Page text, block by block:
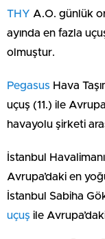
THY A.O. günlük
ayında en fazla
olmuştur.
Pegasus Hava
uçuş (11.) ile
havayolu şirketi
İstanbul
Avrupa’daki en
İstanbul Sabiha
uçuş ile